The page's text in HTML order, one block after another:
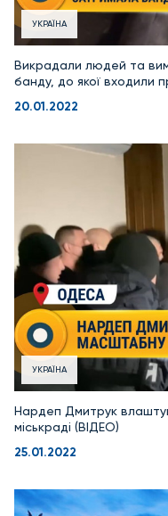
УКРАЇНА
Викрадали людей та
банду, до якої входили
20.01.2022
УКРАЇНА
Нардеп Дмитрук
міськраді (ВІДЕО)
25.01.2022